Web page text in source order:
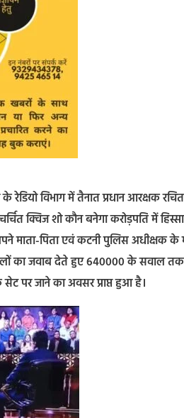
विभाग में तैनात प्रधान आरक्षक
क्विज शो कौन बनेगा करोड़पति में
माता-पिता एवं कटनी पुलिस अधीक्षक के
का जवाब देते हुए 640000 के
पर जाने का अवसर प्राप्त हुआ है।